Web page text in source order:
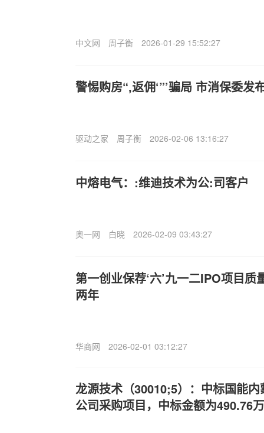
中文网 周子衡 2026-01-29 15:52:27
警惕购房“,返佣‘”’骗局 市消保委发
驱动之家 周子衡 2026-02-06 13:16:27
中熔电气：:维迪技术为公:司客户
奥一网 白晓 2026-02-09 03:43:27
第一创业保荐‘六’九一二IPO项目
两年
华商网 2026-02-01 03:12:27
龙源技术（30010;5）：中标国能
公司采购项目，中标金额为490.76